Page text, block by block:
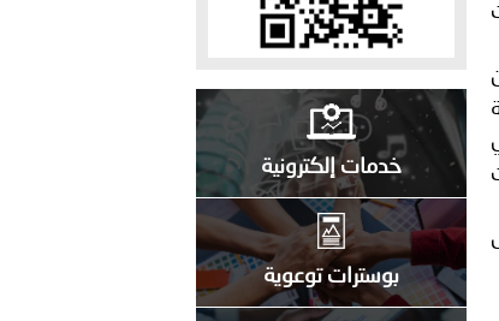
خدمات إلكترونية
بوسترات توعوية